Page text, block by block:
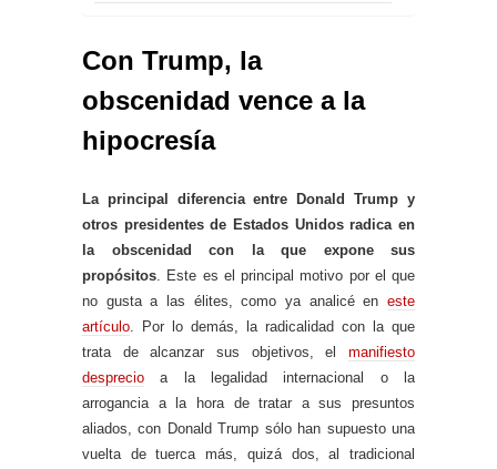
Con Trump, la
obscenidad vence a la
hipocresía
La principal diferencia entre Donald Trump y
otros presidentes de Estados Unidos radica en
la obscenidad con la que expone sus
propósitos . Este es el principal motivo por el que
no gusta a las élites, como ya analicé en este
artículo . Por lo demás, la radicalidad con la que
trata de alcanzar sus objetivos, el manifiesto
desprecio a la legalidad internacional o la
arrogancia a la hora de tratar a sus presuntos
aliados, con Donald Trump sólo han supuesto una
vuelta de tuerca más, quizá dos, al tradicional